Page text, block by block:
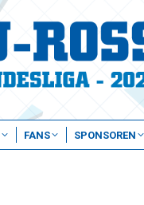
FANS SPONSOREN